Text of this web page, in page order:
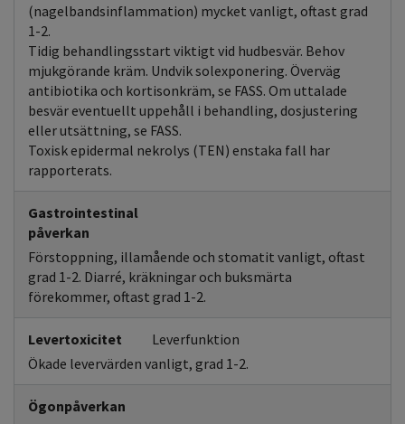
(nagelbandsinflammation) mycket vanligt, oftast grad
1-2.
Tidig behandlingsstart viktigt vid hudbesvär. Behov
mjukgörande kräm. Undvik solexponering. Överväg
antibiotika och kortisonkräm, se FASS. Om uttalade
besvär eventuellt uppehåll i behandling, dosjustering
eller utsättning, se FASS.
Toxisk epidermal nekrolys (TEN) enstaka fall har
rapporterats.
Gastrointestinal
påverkan
Förstoppning, illamående och stomatit vanligt, oftast
grad 1-2. Diarré, kräkningar och buksmärta
förekommer, oftast grad 1-2.
Levertoxicitet
Leverfunktion
Ökade levervärden vanligt, grad 1-2.
Ögonpåverkan